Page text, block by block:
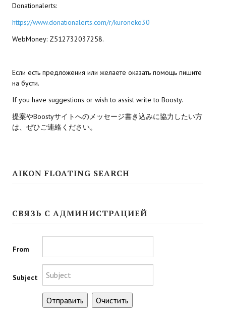
Dragon Age: Origins
Dragon Age 2
Fallout 3
Kingdoms of Amalur: Reckoning
Mass Effect Andromeda
Sacred Ice & Blood
Sims 4
Star Wars Jedi Knight: Dark Force II
Star Wars Knights of the Old Republic 1
Star Wars Knights of the Old Republic 2
Titan Quest Immortal Throne
Donationalerts:
https://www.donationalerts.com/r/kuroneko30
WebMoney: Z512732037258.
Если есть предложения или желаете оказать помощь пишите
на бусти.
If you have suggestions or wish to assist write to Boosty.
提案やBoostyサイトへのメッセージ書き込みに協力したい方
は、ぜひご連絡ください。
AIKON FLOATING SEARCH
СВЯЗЬ С АДМИНИСТРАЦИЕЙ
From
Subject